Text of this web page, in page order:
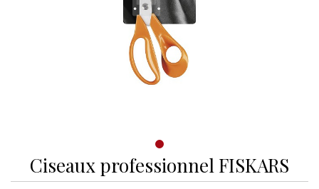
Ciseaux professionnel FISKARS